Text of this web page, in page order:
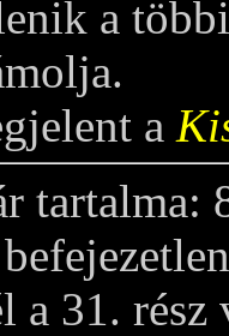
a
a
tartalma:
a 31.